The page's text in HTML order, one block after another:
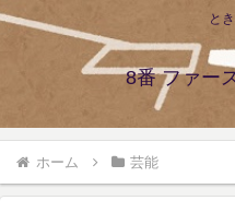
と
8番 ファー
ホーム 芸能